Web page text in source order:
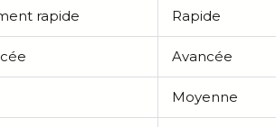
rapide Rapide
Avancée
Moyenne